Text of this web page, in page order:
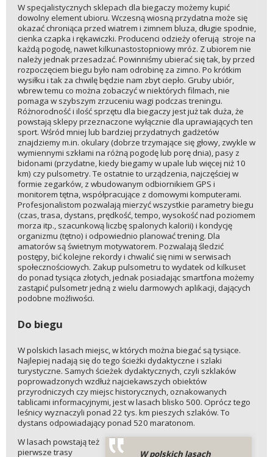
W specjalistycznych sklepach dla biegaczy możemy kupić
dowolny element ubioru. Wczesną wiosną przydatna może się
okazać chroniąca przed wiatrem i zimnem bluza, długie spodnie,
cienka czapka i rękawiczki. Producenci odzieży oferują stroje na
każdą pogodę, nawet kilkunastostopniowy mróz. Z ubiorem nie
należy jednak przesadzać. Powinniśmy ubierać się tak, by przed
rozpoczęciem biegu było nam odrobinę za zimno. Po krótkim
wysiłku i tak za chwilę będzie nam zbyt ciepło. Gruby ubiór,
wbrew temu co można zobaczyć w niektórych filmach, nie
pomaga w szybszym zrzuceniu wagi podczas treningu.
Różnorodność i ilość sprzętu dla biegaczy jest już tak duża, że
powstają sklepy przeznaczone wyłącznie dla uprawiających ten
sport. Wśród mniej lub bardziej przydatnych gadżetów
znajdziemy m.in. okulary (dobrze trzymające się głowy, zwykle w
wymiennymi szkłami na różną pogodę lub porę dnia), pasy z
bidonami (przydatne, kiedy biegamy w upale lub więcej niż 10
km) czy pulsometry. Te ostatnie to urządzenia, najczęściej w
formie zegarków, z wbudowanym odbiornikiem GPS i
monitorem tętna, współpracujące z domowymi komputerami.
Profesjonalistom pozwalają mierzyć wszystkie parametry biegu
(czas, trasa, dystans, prędkość, tempo, wysokość nad poziomem
morza itp., szacunkową liczbę spalonych kalorii) i kondycję
organizmu (tętno) i odpowiednio planować trening. Dla
amatorów są świetnym motywatorem. Pozwalają śledzić
postępy, bić kolejne rekordy i chwalić się nimi w serwisach
społecznościowych. Zakup pulsometru to wydatek od kilkuset
do ponad tysiąca złotych, jednak posiadając smartfona możemy
zastąpić pulsometr jedną z wielu darmowych aplikacji, dających
podobne możliwości.
Do biegu
W polskich lasach miejsc, w których można biegać są tysiące.
Najlepiej nadają się do tego ścieżki dydaktyczne i szlaki
turystyczne. Samych ścieżek dydaktycznych, czyli szklaków
poprowadzonych wzdłuż najciekawszych obiektów
przyrodniczych czy miejsc historycznych, oznakowanych
tablicami informacyjnymi, jest w lasach blisko 500. Oprócz tego
leśnicy wyznaczyli ponad 22 tys. km pieszych szlaków. To
dystans odpowiadający ponad 520 maratonom.
W polskich lasach
W lasach powstają też
pierwsze trasy